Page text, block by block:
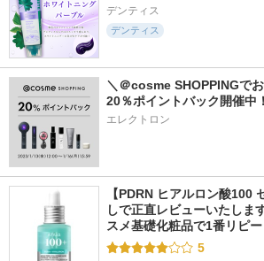
デンティス
デンティス
＼＠cosme SHOPPINGで
20％ポイントバック開催中！
エレクトロン
【PDRN ヒアルロン酸100
しで正直レビューいたしま
スメ基礎化粧品で1番リピ
5